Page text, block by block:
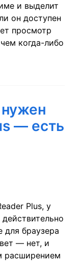
и выделит
он доступен
просмотр
когда-либо
— есть
Plus, у
для браузера
— нет, и
расширением